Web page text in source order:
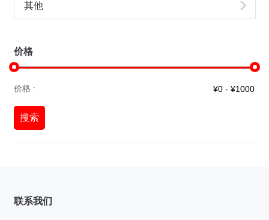
其他
价格
价格 :
搜索
联系我们